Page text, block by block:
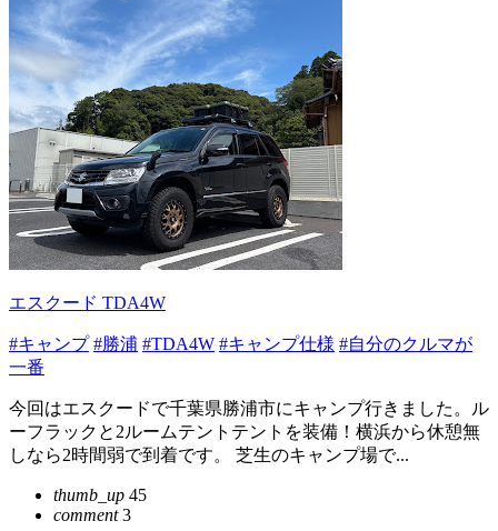
エスクード TDA4W
#キャンプ #勝浦 #TDA4W #キャンプ仕様 #自分のクルマが
一番
今回はエスクードで千葉県勝浦市にキャンプ行きました。ル
ーフラックと2ルームテントテントを装備！横浜から休憩無
しなら2時間弱で到着です。 芝生のキャンプ場で...
thumb_up 45
comment3